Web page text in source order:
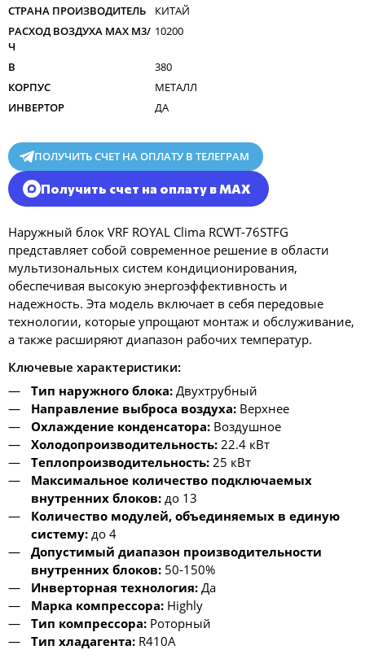
СТРАНА ПРОИЗВОДИТЕЛЬ
КИТАЙ
РАСХОД ВОЗДУХА MAX M3/
Ч
10200
В
380
КОРПУС
МЕТАЛЛ
ИНВЕРТОР
ДА
ПОЛУЧИТЬ СЧЕТ НА ОПЛАТУ В ТЕЛЕГРАМ
Получить счет на оплату в MAX
Наружный блок VRF ROYAL Clima RCWT-76STFG
представляет собой современное решение в области
мультизональных систем кондиционирования,
обеспечивая высокую энергоэффективность и
надежность. Эта модель включает в себя передовые
технологии, которые упрощают монтаж и обслуживание,
а также расширяют диапазон рабочих температур.
Ключевые характеристики:
Тип наружного блока:Двухтрубный
Направление выброса воздуха:Верхнее
Охлаждение конденсатора:Воздушное
Холодопроизводительность:22.4 кВт
Теплопроизводительность:25 кВт
Максимальное количество подключаемых
внутренних блоков:до 13
Количество модулей, объединяемых в единую
систему:до 4
Допустимый диапазон производительности
внутренних блоков:50-150%
Инверторная технология:Да
Марка компрессора:Highly
Тип компрессора:Роторный
Тип хладагента:R410A